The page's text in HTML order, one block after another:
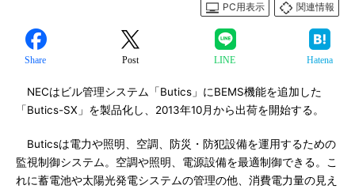
PC用表示
関連情報
Share Post LINE Hatena
NECはビル管理システム「Butics」にBEMS機能を追加した
「Butics-SX」を製品化し、2013年10月から出荷を開始する。
Buticsは電力や照明、空調、防災・防犯設備を運用するための
監視制御システム。空調や照明、電源設備を最適制御できる。こ
れに蓄電池や太陽光発電システムの管理の他、消費電力量の見え